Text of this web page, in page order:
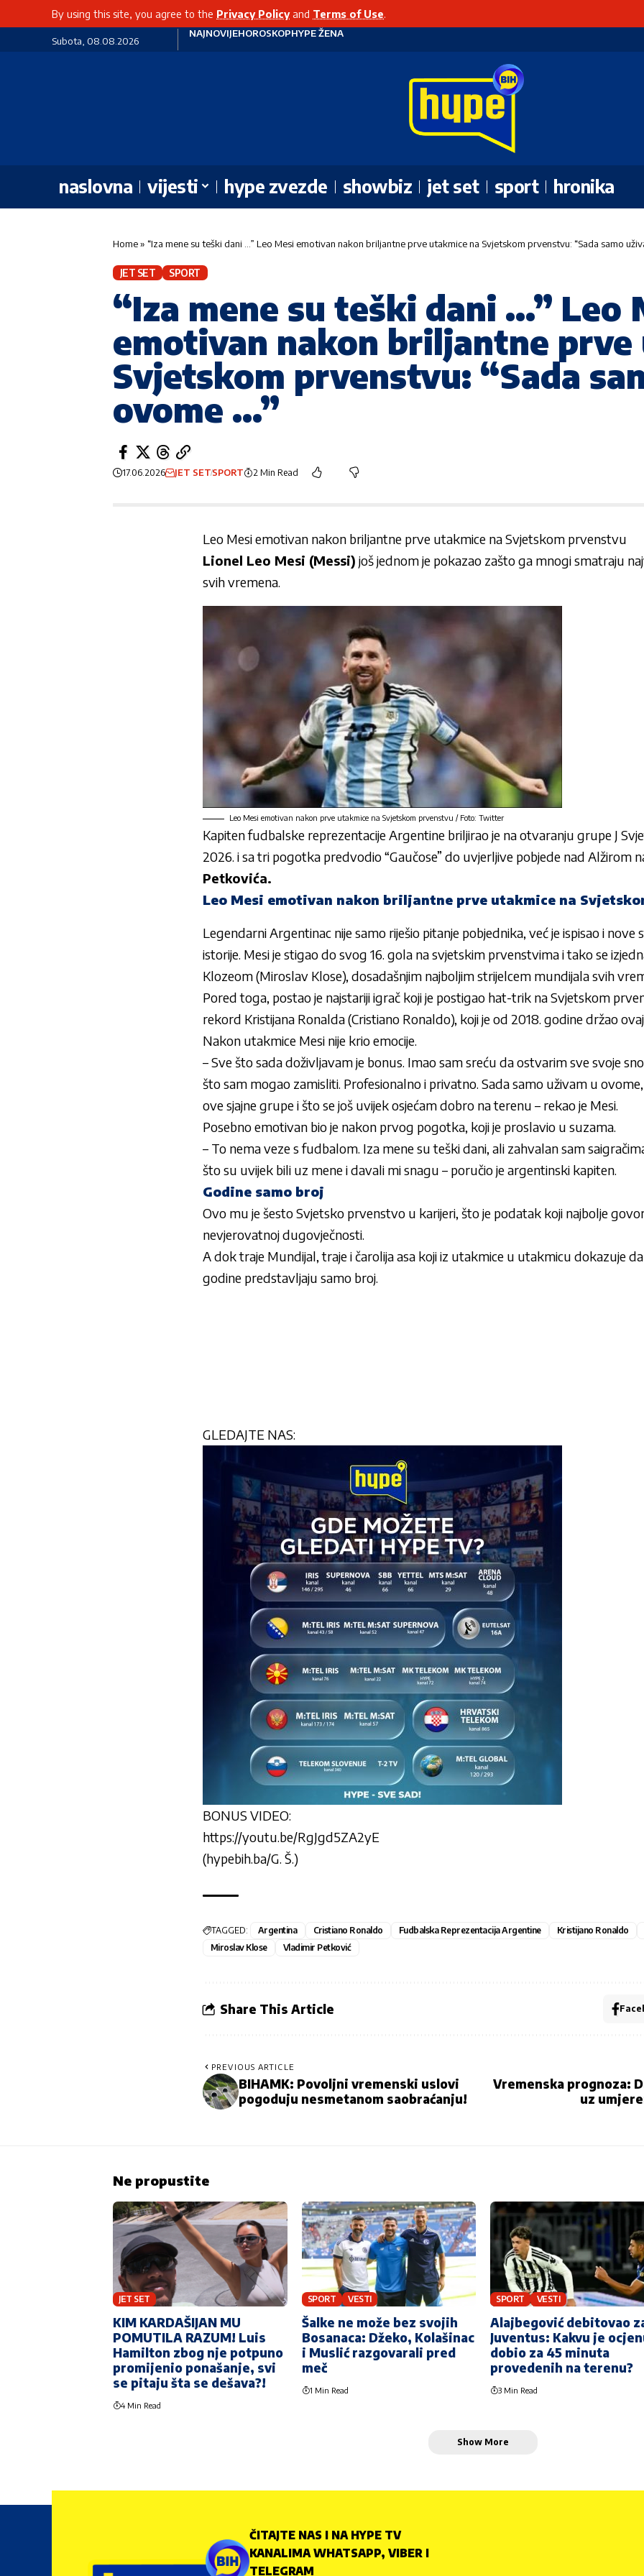
By using this site, you agree to the Privacy Policyand Terms of Use.
Subota, 08.08.2026
NAJNOVIJEHOROSKOPHYPE ŽENA
naslovna vijesti hype zvezde showbiz jet set sport hronika
Home» “Iza mene su teški dani …” Leo Mesi emotivan nakon briljantne prve utakmice na Svjetskom prvenstvu: “Sada samo
JET SET SPORT
“Iza mene su teški dani …” Leo
emotivan nakon briljantne prve
Svjetskom prvenstvu: “Sada
ovome …”
17.06.2026 JET SETSPORT 2 Min Read
Leo Mesi emotivan nakon briljantne prve utakmice na Svjetskom prvenstvu
Lionel Leo Mesi (Messi) još jednom je pokazao zašto ga mnogi smatraju
svih vremena.
Leo Mesi emotivan nakon prve utakmice na Svjetskom prvenstvu / Foto: Twitter
Kapiten fudbalske reprezentacije Argentine briljirao je na otvaranju grupe J
2026. i sa tri pogotka predvodio “Gaučose” do uvjerljive pobjede nad Alžirom
Petkovića.
Leo Mesi emotivan nakon briljantne prve utakmice na
Legendarni Argentinac nije samo riješio pitanje pobjednika, već je ispisao i
istorije. Mesi je stigao do svog 16. gola na svjetskim prvenstvima i tako se
Klozeom (Miroslav Klose), dosadašnjim najboljim strijelcem mundijala svih
Pored toga, postao je najstariji igrač koji je postigao hat-trik na Svjetskom
rekord Kristijana Ronalda (Cristiano Ronaldo), koji je od 2018. godine držao
Nakon utakmice Mesi nije krio emocije.
– Sve što sada doživljavam je bonus. Imao sam sreću da ostvarim sve svoje
što sam mogao zamisliti. Profesionalno i privatno. Sada samo uživam u
ove sjajne grupe i što se još uvijek osjećam dobro na terenu – rekao je Mesi.
Posebno emotivan bio je nakon prvog pogotka, koji je proslavio u suzama.
– To nema veze s fudbalom. Iza mene su teški dani, ali zahvalan sam
što su uvijek bili uz mene i davali mi snagu – poručio je argentinski kapiten.
Godine samo broj
Ovo mu je šesto Svjetsko prvenstvo u karijeri, što je podatak koji najbolje
nevjerovatnoj dugovječnosti.
A dok traje Mundijal, traje i čarolija asa koji iz utakmice u utakmicu dokazuje
godine predstavljaju samo broj.
GLEDAJTE NAS:
BONUS VIDEO:
https://youtu.be/RgJgd5ZA2yE
(hypebih.ba/G. Š.)
TAGGED: Argentina Cristiano Ronaldo Fudbalska Reprezentacija Argentine Kristijano Ronaldo
Miroslav Klose
Vladimir Petković
Share This Article
PREVIOUS ARTICLE
BIHAMK: Povoljni vremenski uslovi
pogoduju nesmetanom saobraćanju!
Vremenska prognoza:
uz
Ne propustite
JET SET
KIM KARDAŠIJAN MU
POMUTILA RAZUM! Luis
Hamilton zbog nje potpuno
promijenio ponašanje, svi
se pitaju šta se dešava?!
4 Min Read
SPORT VESTI
Šalke ne može bez svojih
Bosanaca: Džeko, Kolašinac
i Muslić razgovarali pred
meč
1 Min Read
SPORT VESTI
Alajbegović debitovao
Juventus: Kakvu je
dobio za 45 minuta
provedenih na terenu?
3 Min Read
Show More
ČITAJTE NAS I NA HYPE TV
KANALIMA WHATSAPP, VIBER I
TELEGRAM